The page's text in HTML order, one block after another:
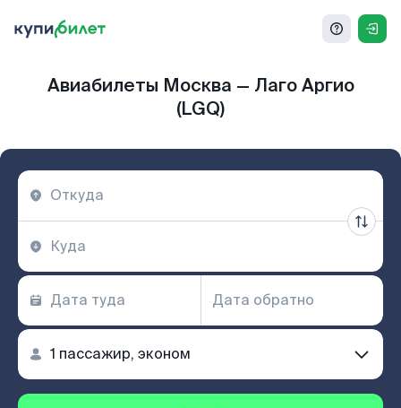
Авиабилеты Москва — Лаго Аргио
(LGQ)